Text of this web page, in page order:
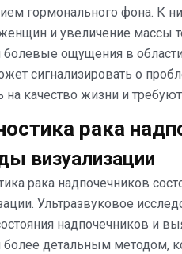
гормонального фона. К
и увеличение массы
болевые ощущения в
сигнализировать о
на качество жизни и
рака
визуализации
рака надпочечников
Ультразвуковое
надпочечников и
более детальным методом,